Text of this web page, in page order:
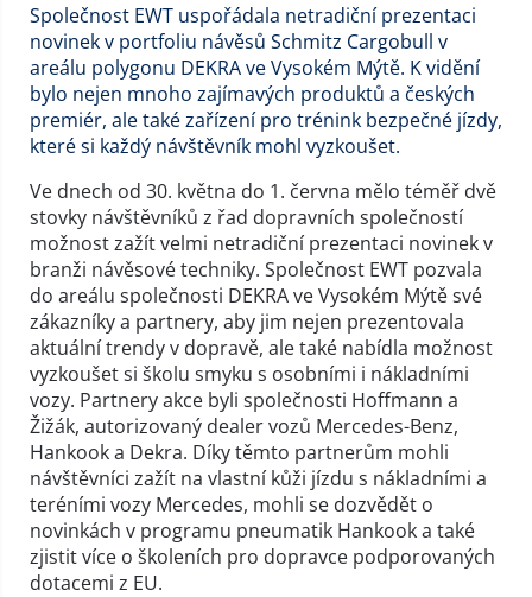
Společnost EWT uspořádala netradiční prezentaci
novinek v portfoliu návěsů Schmitz Cargobull v
areálu polygonu DEKRA ve Vysokém Mýtě. K vidění
bylo nejen mnoho zajímavých produktů a českých
premiér, ale také zařízení pro trénink bezpečné jízdy,
které si každý návštěvník mohl vyzkoušet.
Ve dnech od 30. května do 1. června mělo téměř dvě
stovky návštěvníků z řad dopravních společností
možnost zažít velmi netradiční prezentaci novinek v
branži návěsové techniky. Společnost EWT pozvala
do areálu společnosti DEKRA ve Vysokém Mýtě své
zákazníky a partnery, aby jim nejen prezentovala
aktuální trendy v dopravě, ale také nabídla možnost
vyzkoušet si školu smyku s osobními i nákladními
vozy. Partnery akce byli společnosti Hoffmann a
Žižák, autorizovaný dealer vozů Mercedes-Benz,
Hankook a Dekra. Díky těmto partnerům mohli
návštěvníci zažít na vlastní kůži jízdu s nákladními a
teréními vozy Mercedes, mohli se dozvědět o
novinkách v programu pneumatik Hankook a také
zjistit více o školeních pro dopravce podporovaných
dotacemi z EU.